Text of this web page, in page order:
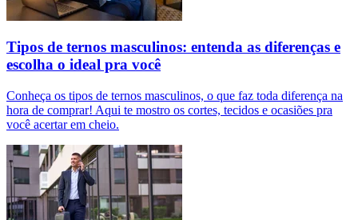
Tipos de ternos masculinos: entenda as diferenças e
escolha o ideal pra você
Conheça os tipos de ternos masculinos, o que faz toda diferença na
hora de comprar! Aqui te mostro os cortes, tecidos e ocasiões pra
você acertar em cheio.